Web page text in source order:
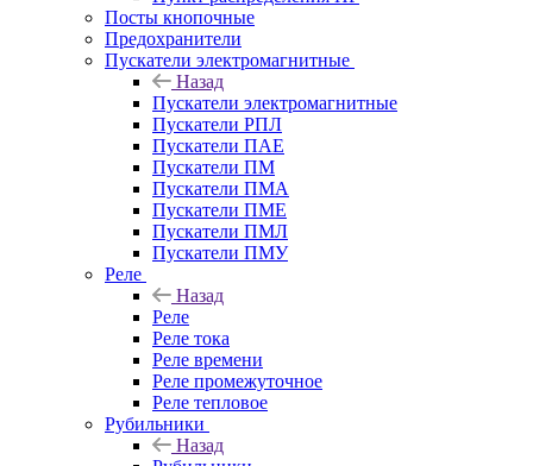
Посты кнопочные
Предохранители
Пускатели электромагнитные
Назад
Пускатели электромагнитные
Пускатели РПЛ
Пускатели ПАЕ
Пускатели ПМ
Пускатели ПМА
Пускатели ПМЕ
Пускатели ПМЛ
Пускатели ПМУ
Реле
Назад
Реле
Реле тока
Реле времени
Реле промежуточное
Реле тепловое
Рубильники
Назад